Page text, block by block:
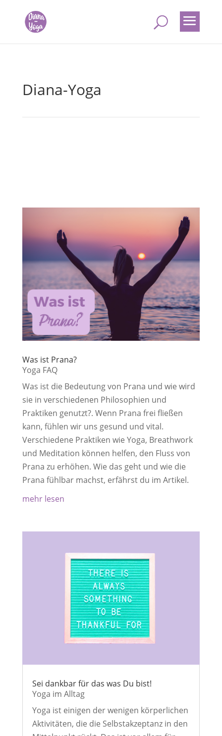
Diana-Yoga
Was ist Prana?
Yoga FAQ
Was ist die Bedeutung von Prana und wie wird
sie in verschiedenen Philosophien und
Praktiken genutzt?. Wenn Prana frei fließen
kann, fühlen wir uns gesund und vital.
Verschiedene Praktiken wie Yoga, Breathwork
und Meditation können helfen, den Fluss von
Prana zu erhöhen. Wie das geht und wie die
Prana fühlbar machst, erfährst du im Artikel.
mehr lesen
Sei dankbar für das was Du bist!
Yoga im Alltag
Yoga ist einigen der wenigen körperlichen
Aktivitäten, die die Selbstakzeptanz in den